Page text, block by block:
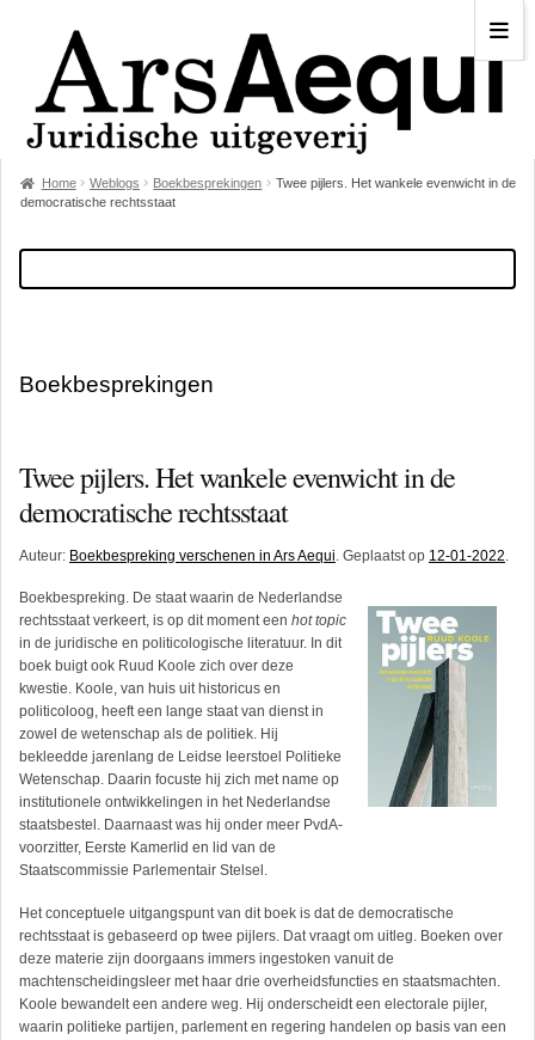
Home Weblogs Boekbesprekingen
Twee pijlers. Het wankele evenwicht in de
democratische rechtsstaat
Boekbesprekingen
Twee pijlers. Het wankele evenwicht in de
democratische rechtsstaat
Auteur: Boekbespreking verschenen in Ars Aequi. Geplaatst op 12-01-2022.
Boekbespreking. De staat waarin de Nederlandse
rechtsstaat verkeert, is op dit moment een hot topic
in de juridische en politicologische literatuur. In dit
boek buigt ook Ruud Koole zich over deze
kwestie. Koole, van huis uit historicus en
politicoloog, heeft een lange staat van dienst in
zowel de wetenschap als de politiek. Hij
bekleedde jarenlang de Leidse leerstoel Politieke
Wetenschap. Daarin focuste hij zich met name op
institutionele ontwikkelingen in het Nederlandse
staatsbestel. Daarnaast was hij onder meer PvdA-
voorzitter, Eerste Kamerlid en lid van de
Staatscommissie Parlementair Stelsel.
Het conceptuele uitgangspunt van dit boek is dat de democratische
rechtsstaat is gebaseerd op twee pijlers. Dat vraagt om uitleg. Boeken over
deze materie zijn doorgaans immers ingestoken vanuit de
machtenscheidingsleer met haar drie overheidsfuncties en staatsmachten.
Koole bewandelt een andere weg. Hij onderscheidt een electorale pijler,
waarin politieke partijen, parlement en regering handelen op basis van een